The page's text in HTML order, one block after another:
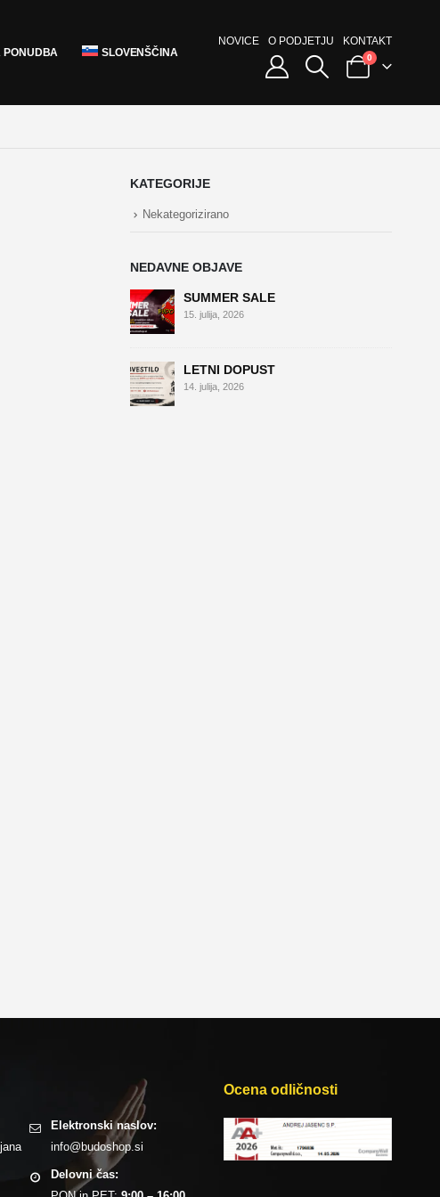
SLOVENŠČINA
NOVICE O PODJETJU KONTAKT
0
KATEGORIJE
Nekategorizirano
NEDAVNE OBJAVE
SUMMER SALE
15. julija, 2026
LETNI DOPUST
14. julija, 2026
Elektronski naslov:
info@budoshop.si
Delovni čas:
Ocena odličnosti